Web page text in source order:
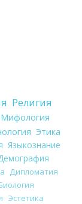
Религия
Мифология
Этика
Языкознание
Дипломатия
Эстетика